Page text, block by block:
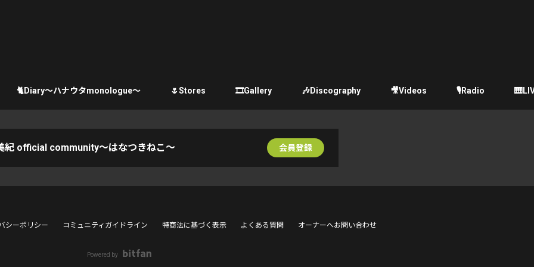
🐈Diary〜ハナウタmonologue〜 🌷Stores 🎞Gallery 🎶Discography 🎥Videos 🎙Radio
紀 official community〜はなつきねこ〜 会員登録
シーポリシー コミュニティガイドライン 特商法に基づく表示 よくある質問 オーナーへお問い合わせ
Powered by